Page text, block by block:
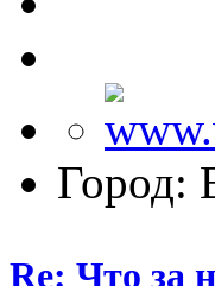
Город:
Re: Что за